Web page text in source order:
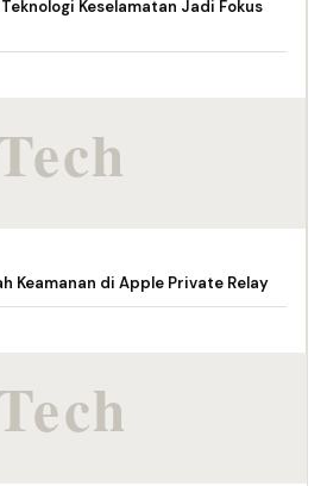
Keselamatan Jadi Fokus
Keamanan di Apple Private Relay